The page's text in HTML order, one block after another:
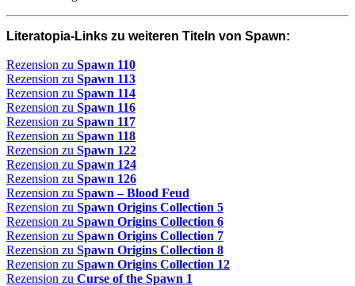
Literatopia-Links zu weiteren Titeln von Spawn:
Rezension zu Spawn 110
Rezension zu Spawn 113
Rezension zu Spawn 114
Rezension zu Spawn 116
Rezension zu Spawn 117
Rezension zu Spawn 118
Rezension zu Spawn 122
Rezension zu Spawn 124
Rezension zu Spawn 126
Rezension zu Spawn – Blood Feud
Rezension zu Spawn Origins Collection 5
Rezension zu Spawn Origins Collection 6
Rezension zu Spawn Origins Collection 7
Rezension zu Spawn Origins Collection 8
Rezension zu Spawn Origins Collection 12
Rezension zu Curse of the Spawn 1